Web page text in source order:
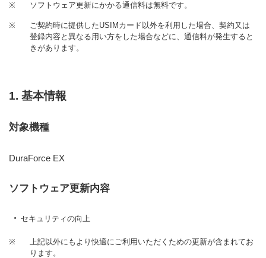
※ ソフトウェア更新にかかる通信料は無料です。
※
ご契約時に提供したUSIMカード以外を利用した場合、契約又は
登録内容と異なる用い方をした場合などに、通信料が発生すると
きがあります。
1. 基本情報
対象機種
DuraForce EX
ソフトウェア更新内容
セキュリティの向上
※
上記以外にもより快適にご利用いただくための更新が含まれてお
ります。